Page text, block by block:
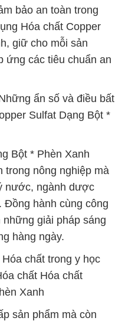
bảo an toàn trong
Hóa chất Copper
giữ cho mỗi sản
ứng các tiêu chuẩn an
ẩn số và điều bất
Sulfat Dạng Bột *
Bột * Phèn Xanh
trong nông nghiệp mà
nước, ngành dược
Đồng hành cùng công
giải pháp sáng
hàng ngày.
chất trong y học
chất Hóa chất
Xanh
sản phẩm mà còn